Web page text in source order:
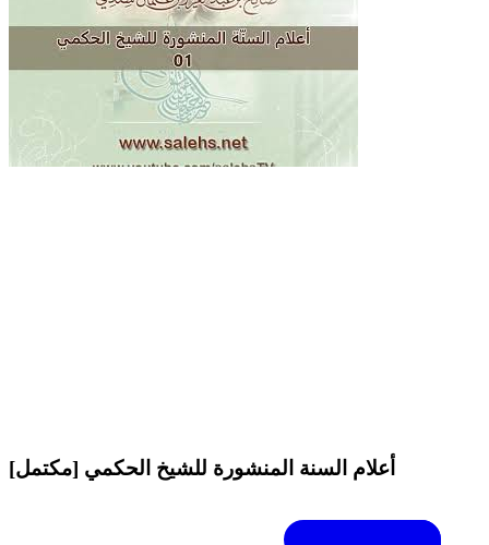
[مكتمل] أعلام السنة المنشورة للشيخ الحكمي